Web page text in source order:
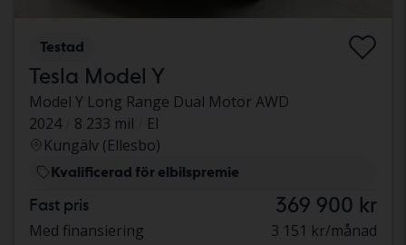
Testad
Tesla Model Y
Model Y Long Range Dual Motor AWD
2024
8 233 mil
El
Kungälv (Ellesbo)
Kvalificerad för elbilspremie
Fast pris 369 900 kr
Med finansiering 3 151 kr/månad